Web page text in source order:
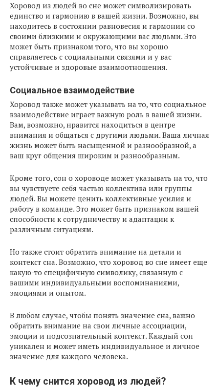
Хоровод из людей во сне может символизировать
единство и гармонию в вашей жизни. Возможно, вы
находитесь в состоянии равновесия и гармонии со
своими близкими и окружающими вас людьми. Это
может быть признаком того, что вы хорошо
справляетесь с социальными связями и у вас
устойчивые и здоровые взаимоотношения.
Социальное взаимодействие
Хоровод также может указывать на то, что социальное
взаимодействие играет важную роль в вашей жизни.
Вам, возможно, нравится находиться в центре
внимания и общаться с другими людьми. Ваша личная
жизнь может быть насыщенной и разнообразной, а
ваш круг общения широким и разнообразным.
Кроме того, сон о хороводе может указывать на то, что
вы чувствуете себя частью коллектива или группы
людей. Вы можете ценить коллективные усилия и
работу в команде. Это может быть признаком вашей
способности к сотрудничеству и адаптации к
различным ситуациям.
Но также стоит обратить внимание на детали и
контекст сна. Возможно, что хоровод во сне имеет еще
какую-то специфичную символику, связанную с
вашими индивидуальными воспоминаниями,
эмоциями и опытом.
В любом случае, чтобы понять значение сна, важно
обратить внимание на свои личные ассоциации,
эмоции и подсознательный контекст. Каждый сон
уникален и может иметь индивидуальное и личное
значение для каждого человека.
К чему снится хоровод из людей?